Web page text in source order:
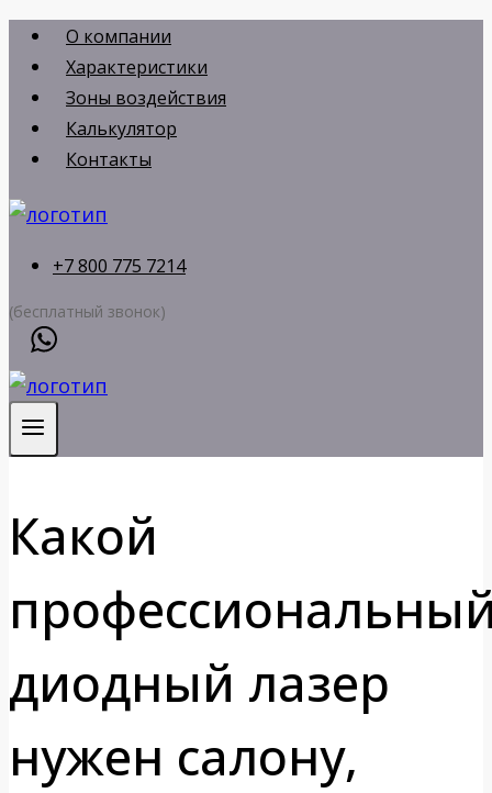
Перейти
содержимому
О компании
Характеристики
Зоны воздействия
Калькулятор
Контакты
+7 800 775 7214
(бесплатный звонок)
Какой
диодный лазер
нужен салону,